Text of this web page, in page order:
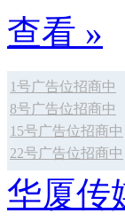
查看 »
1号广告位招商中
8号广告位招商中
15号广告位招商中
22号广告位招商中
华厦传